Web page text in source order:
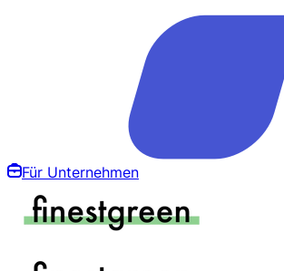
Für Unternehmen